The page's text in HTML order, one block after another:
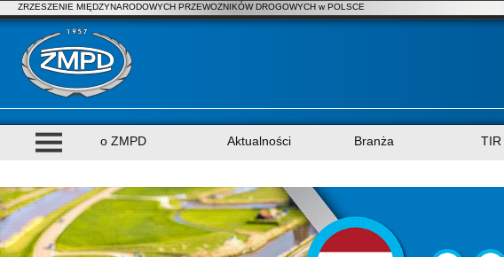
ZRZESZENIE MIĘDZYNARODOWYCH PRZEWOZNIKÓW DROGOWYCH w POLSCE
o ZMPD Aktualności Branża TIR